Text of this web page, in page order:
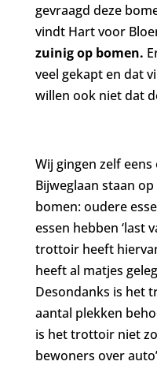
gevraagd deze
vindt Hart voor
zuinig op bomen.
veel gekapt en dat
willen ook niet dat
Wij gingen zelf
Bijweglaan staan
bomen: oudere
essen hebben ‘last
trottoir heeft
heeft al matjes
Desondanks is het
aantal plekken
is het trottoir niet
bewoners over